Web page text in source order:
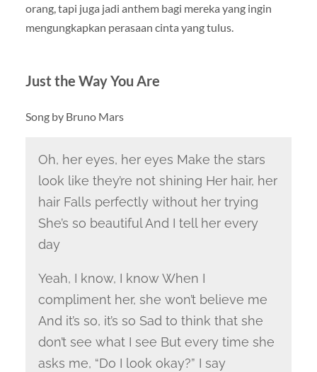
orang, tapi juga jadi anthem bagi mereka yang ingin
mengungkapkan perasaan cinta yang tulus.
Just the Way You Are
Song by Bruno Mars
Oh, her eyes, her eyes Make the stars
look like they’re not shining Her hair, her
hair Falls perfectly without her trying
She’s so beautiful And I tell her every
day
Yeah, I know, I know When I
compliment her, she won’t believe me
And it’s so, it’s so Sad to think that she
don’t see what I see But every time she
asks me, “Do I look okay?” I say